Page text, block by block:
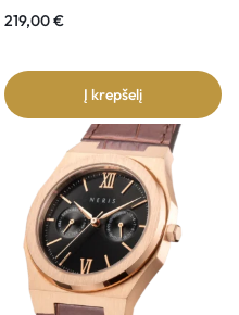
219,00€
Į krepšelį